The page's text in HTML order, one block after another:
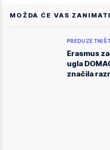
MOŽDA ĆE VAS ZANIMATI
Erasmus
ugla
značila